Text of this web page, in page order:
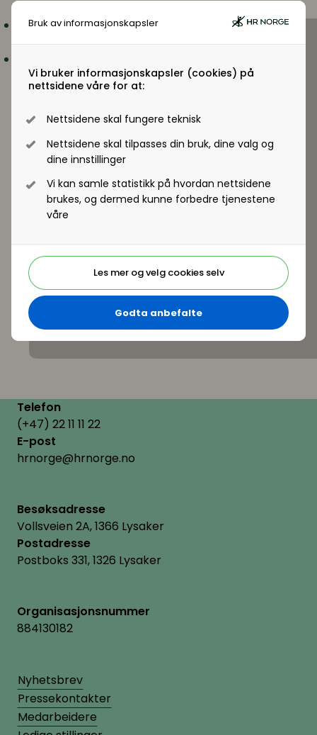
Bruk av informasjonskapsler
Vi bruker informasjonskapsler (cookies) på
nettsidene våre for at:
Nettsidene skal fungere teknisk
Nettsidene skal tilpasses din bruk, dine valg og
dine innstillinger
Vi kan samle statistikk på hvordan nettsidene
brukes, og dermed kunne forbedre tjenestene
våre
Les mer og velg cookies selv
Godta anbefalte
Hva skal til for å gjøre mer bevisste valg i
relasjonen til andre?
for å øke effekten i samspill?
Telefon
(+47) 22 11 11 22
E-post
hrnorge@hrnorge.no
Besøksadresse
Vollsveien 2A, 1366 Lysaker
Postadresse
Postboks 331, 1326 Lysaker
Organisasjonsnummer
884130182
Nyhetsbrev
Pressekontakter
Medarbeidere